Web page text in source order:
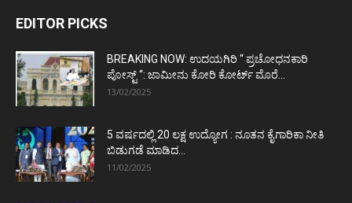
EDITOR PICKS
BREAKING NOW: ಉದಯಗಿರಿ “ ಪ್ರಚೋಧನಕಾರಿ
ಪೋಸ್ಟ್‌ “: ಜಾಮೀನು ಕೋರಿ ಕೋರ್ಟ್‌ ಮೊರೆ...
13/02/2025
5 ವರ್ಷದಲ್ಲಿ 20 ಲಕ್ಷ ಉದ್ಯೋಗ : ನೂತನ ಕೈಗಾರಿಕಾ ನೀತಿ
ಬಿಡುಗಡೆ ಮಾಡಿದ...
11/02/2025